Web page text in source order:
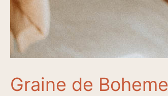
Graine de Boheme